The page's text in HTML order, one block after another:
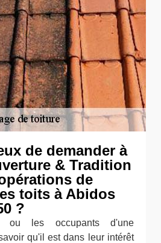
de demander à
& Tradition
de
toits à Abidos
?
ou les occupants d'une
qu'il est dans leur intérêt